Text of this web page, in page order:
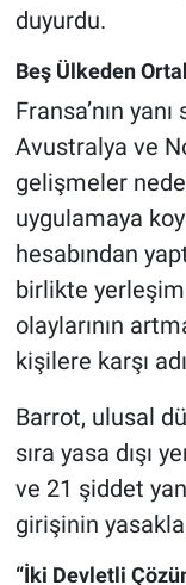
duyurdu.
Beş Ülkeden
Fransa’nın
Avustralya ve
gelişmeler
uygulamaya
hesabından
birlikte
olaylarının
kişilere karşı
Barrot, ulusal
sıra yasa dışı
ve 21 şiddet
girişinin
“İki Devletli